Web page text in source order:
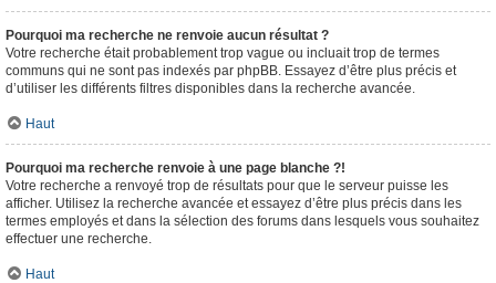
Pourquoi ma recherche ne renvoie aucun résultat ?
Votre recherche était probablement trop vague ou incluait trop de termes
communs qui ne sont pas indexés par phpBB. Essayez d’être plus précis et
d’utiliser les différents filtres disponibles dans la recherche avancée.
Haut
Pourquoi ma recherche renvoie à une page blanche ?!
Votre recherche a renvoyé trop de résultats pour que le serveur puisse les
afficher. Utilisez la recherche avancée et essayez d’être plus précis dans les
termes employés et dans la sélection des forums dans lesquels vous souhaitez
effectuer une recherche.
Haut